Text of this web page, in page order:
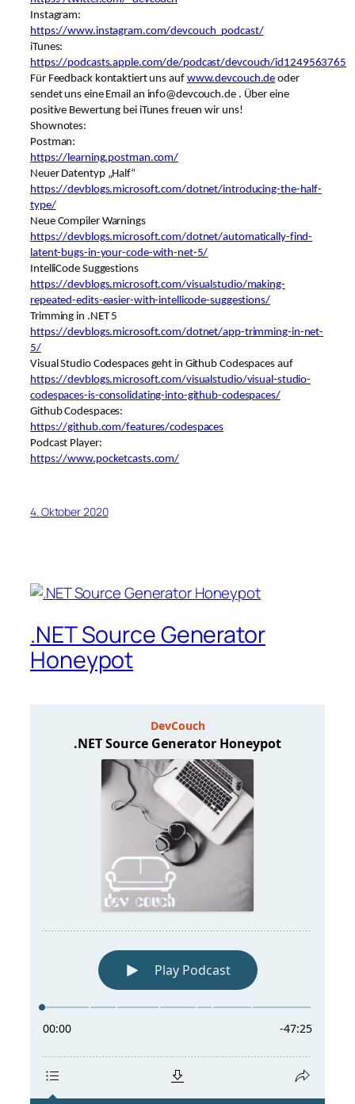
Instagram:
https://www.instagram.com/devcouch_podcast/
iTunes:
https://podcasts.apple.com/de/podcast/devcouch/id1249563765
Für Feedback kontaktiert uns auf www.devcouch.de oder
sendet uns eine Email an info@devcouch.de . Über eine
positive Bewertung bei iTunes freuen wir uns!
Shownotes:
Postman:
https://learning.postman.com/
Neuer Datentyp „Half“
https://devblogs.microsoft.com/dotnet/introducing-the-half-
type/
Neue Compiler Warnings
https://devblogs.microsoft.com/dotnet/automatically-find-
latent-bugs-in-your-code-with-net-5/
IntelliCode Suggestions
https://devblogs.microsoft.com/visualstudio/making-
repeated-edits-easier-with-intellicode-suggestions/
Trimming in .NET 5
https://devblogs.microsoft.com/dotnet/app-trimming-in-net-
5/
Visual Studio Codespaces geht in Github Codespaces auf
https://devblogs.microsoft.com/visualstudio/visual-studio-
codespaces-is-consolidating-into-github-codespaces/
Github Codespaces:
https://github.com/features/codespaces
Podcast Player:
https://www.pocketcasts.com/
4. Oktober 2020
.NET Source Generator
Honeypot